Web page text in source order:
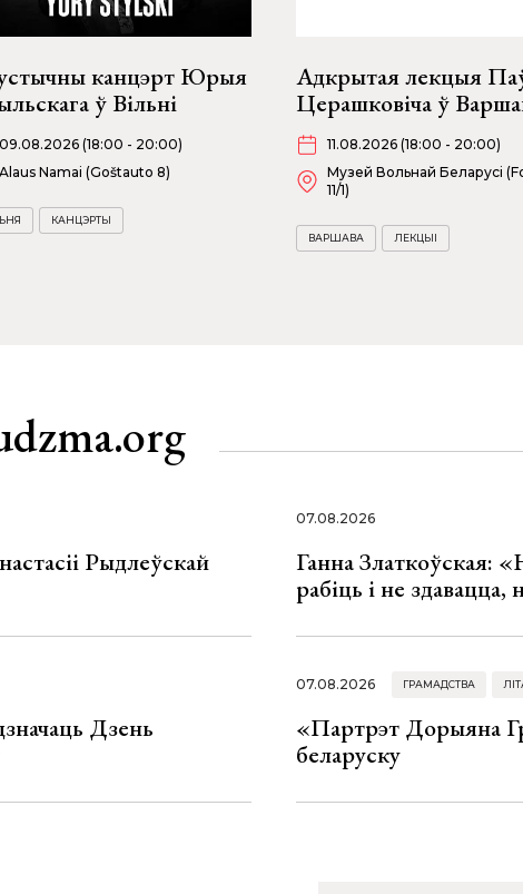
канцэрт Юрыя
ў Вільні
09.08.2026 (18:00 - 20:00)
Alaus Namai (Goštauto 8)
КАНЦЭРТЫ
Адкрытая лекцыя
Церашковіча ў
11.08.2026 (18:00 - 20:00)
Музей Вольнай Беларусі
11/1)
ВАРШАВА ЛЕКЦЫІ
Рыдлеўскай
07.08.2026
Ганна Златкоўская:
рабіць і не
Дзень
07.08.2026 ГРАМАДСТВА
«Партрэт Дорыяна
беларуску